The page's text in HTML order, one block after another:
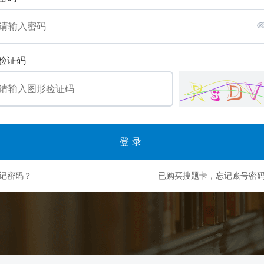
证码
登录
密码？ 已购买搜题卡，忘记账号密